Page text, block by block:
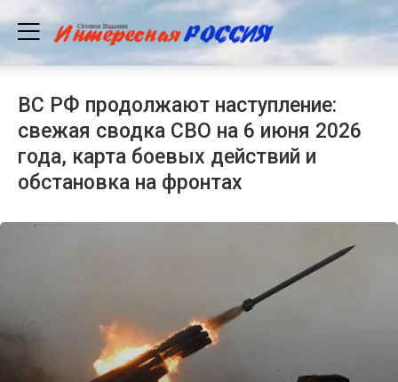
ВС РФ продолжают наступление:
свежая сводка СВО на 6 июня 2026
года, карта боевых действий и
обстановка на фронтах